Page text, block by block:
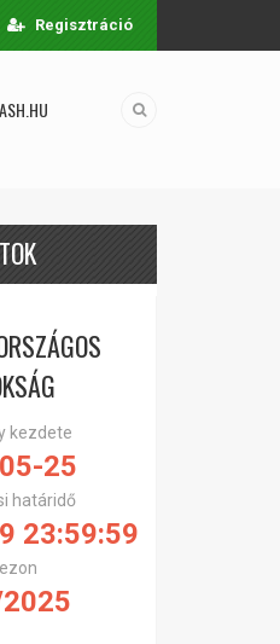
Regisztráció
kezdete
25
határidő
23:59:59